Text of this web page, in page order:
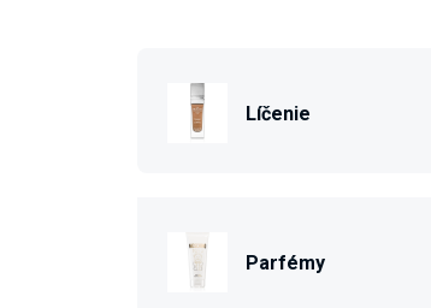
Líčenie
Parfémy